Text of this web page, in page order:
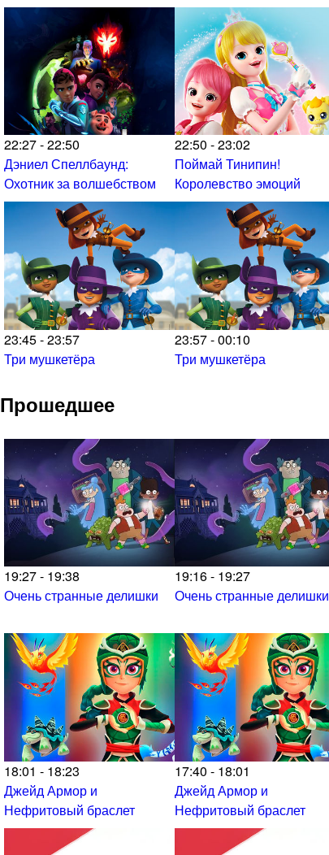
22:27 - 22:50
Дэниел Спеллбаунд:
Охотник за волшебством
22:50 - 23:02
Поймай Тинипин!
Королевство эмоций
23:45 - 23:57
Три мушкетёра
23:57 - 00:10
Три мушкетёра
Прошедшее
19:27 - 19:38
Очень странные делишки
19:16 - 19:27
Очень странные делишки
18:01 - 18:23
Джейд Армор и
Нефритовый браслет
17:40 - 18:01
Джейд Армор и
Нефритовый браслет